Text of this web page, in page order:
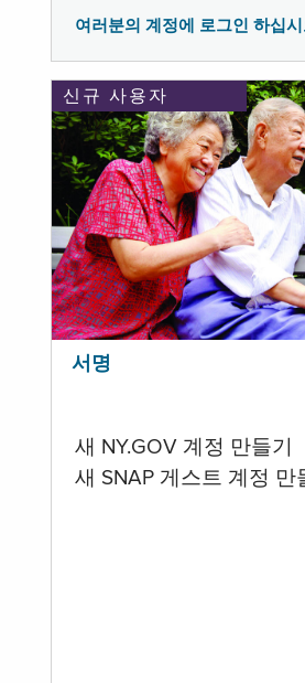
여러분의 계정에 로그인 하십
신규 사용자
서명
새 NY.GOV 계정 만들기
새 SNAP 게스트 계정 만